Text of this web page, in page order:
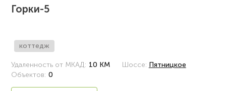
Горки-5
коттедж
Удаленность от МКАД: 10 КМ Шоссе: Пятницкое
Объектов: 0